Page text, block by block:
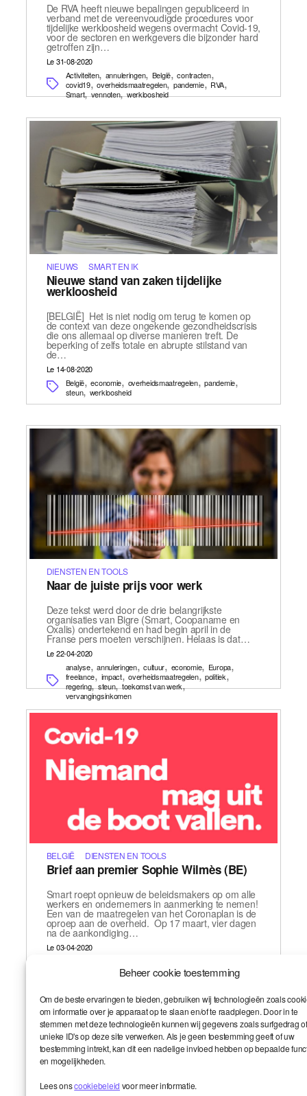
Beheer cookie toestemming
Om de beste ervaringen te bieden, gebruiken wij technologieën zoals
om informatie over je apparaat op te slaan en/of te raadplegen. Door in te
stemmen met deze technologieën kunnen wij gegevens zoals surfgedrag of
unieke ID's op deze site verwerken. Als je geen toestemming geeft of uw
toestemming intrekt, kan dit een nadelige invloed hebben op bepaalde
en mogelijkheden.
Lees onscookiebeleid voor meer informatie.
De RVA heeft nieuwe bepalingen gepubliceerd in
verband met de vereenvoudigde procedures voor
tijdelijke werkloosheid wegens overmacht Covid-19,
voor de sectoren en werkgevers die bijzonder hard
getroffen zijn…
Le 31-08-2020
Activiteiten, annuleringen, België,contracten,
covid19,overheidsmaatregelen,pandemie,RVA,
Smart,vennoten,werkloosheid
NIEUWS SMART EN IK
Nieuwe stand van zaken tijdelijke
werkloosheid
[BELGIË] Het is niet nodig om terug te komen op
de context van deze ongekende gezondheidscrisis
die ons allemaal op diverse manieren treft. De
beperking of zelfs totale en abrupte stilstand van
de…
Le 14-08-2020
België,economie, overheidsmaatregelen,pandemie,
steun, werkloosheid
DIENSTEN EN TOOLS
Naar de juiste prijs voor werk
Deze tekst werd door de drie belangrijkste
organisaties van Bigre (Smart, Coopaname en
Oxalis) ondertekend en had begin april in de
Franse pers moeten verschijnen. Helaas is dat…
Le 22-04-2020
analyse,annuleringen,cultuur, economie, Europa,
freelance,impact,overheidsmaatregelen,politiek,
regering,steun,toekomst van werk,
vervangingsinkomen
BELGIË DIENSTEN EN TOOLS
Brief aan premier Sophie Wilmès (BE)
Smart roept opnieuw de beleidsmakers op om alle
werkers en ondernemers in aanmerking te nemen!
Een van de maatregelen van het Coronaplan is de
oproep aan de overheid. Op 17 maart, vier dagen
na de aankondiging…
Le 03-04-2020
,steun,vervangingsinkomen
Smart en ik
De wereld onder de loep